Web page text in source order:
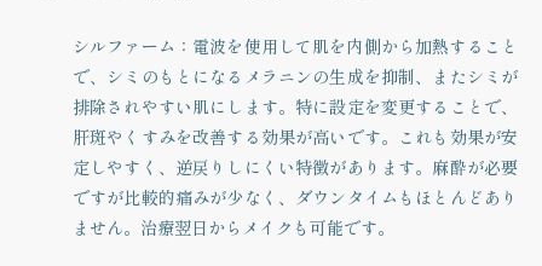
シルファーム ：電波を使用して肌を内側から加熱すること
で、シミのもとになるメラニンの生成を抑制、またシミが
排除されやすい肌にします。特に設定を変更することで、
肝斑やくすみを改善する効果が高いです。これも効果が安
定しやすく、逆戻りしにくい特徴があります。麻酔が必要
ですが比較的痛みが少なく、ダウンタイムもほとんどあり
ません。治療翌日からメイクも可能です。